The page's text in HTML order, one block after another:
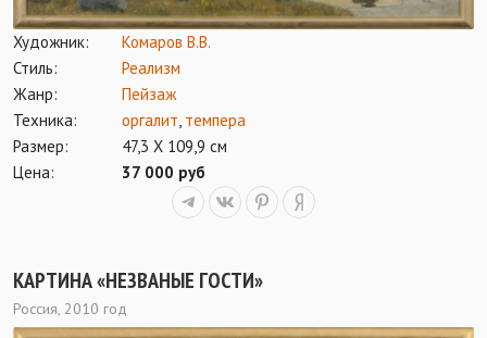
Художник:
Комаров В.В.
Стиль:
Реализм
Жанр:
Пейзаж
Техника:
оргалит, темпера
Размер:
47,3 Х 109,9 см
Цена:
37 000 руб
КАРТИНА «НЕЗВАНЫЕ ГОСТИ»
Россия, 2010 год